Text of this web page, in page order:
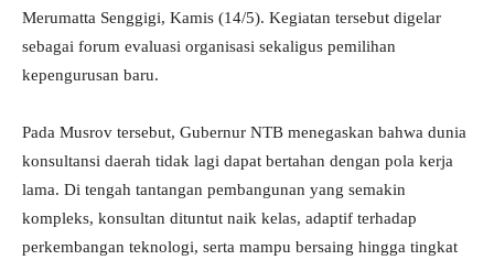
Merumatta Senggigi, Kamis (14/5). Kegiatan tersebut digelar
sebagai forum evaluasi organisasi sekaligus pemilihan
kepengurusan baru.
Pada Musrov tersebut, Gubernur NTB menegaskan bahwa dunia
konsultansi daerah tidak lagi dapat bertahan dengan pola kerja
lama. Di tengah tantangan pembangunan yang semakin
kompleks, konsultan dituntut naik kelas, adaptif terhadap
perkembangan teknologi, serta mampu bersaing hingga tingkat